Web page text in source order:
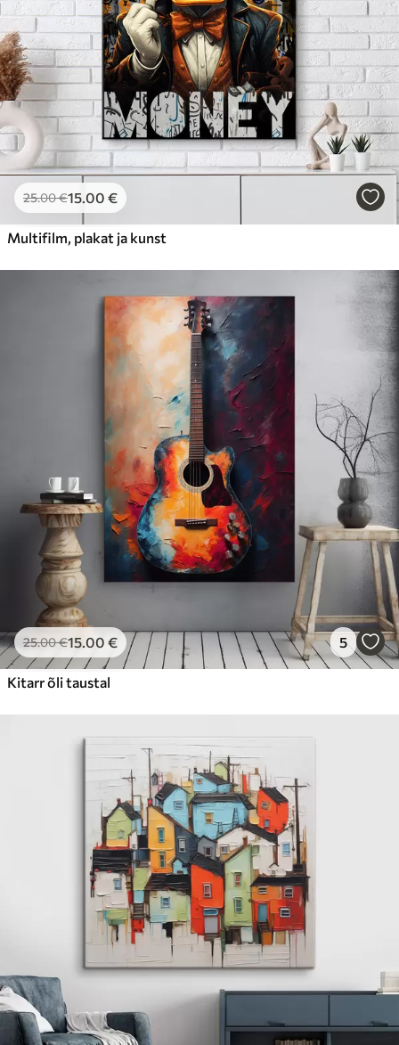
25.00€15.00 €
Multifilm, plakat ja kunst
25.00€15.00 € 5
Kitarr õli taustal